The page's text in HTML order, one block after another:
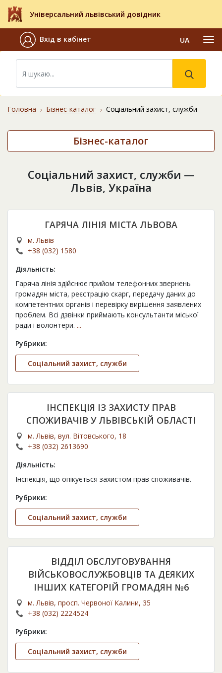
Універсальний львівський довідник
Вхід в кабінет UA
Головна Бізнес-каталог Соціальний захист, служби
Бізнес-каталог
Соціальний захист, служби —
Львів, Україна
ГАРЯЧА ЛІНІЯ МІСТА ЛЬВОВА
м. Львів
+38 (032) 1580
Діяльність:
Гаряча лінія здійснює прийом телефонних звернень
громадян міста, реєстрацію скарг, передачу даних до
компетентних органів і перевірку вирішення заявлених
проблем. Всі дзвінки приймають консультанти міської
ради і волонтери. ...
Рубрики:
Соціальний захист, служби
ІНСПЕКЦІЯ ІЗ ЗАХИСТУ ПРАВ
СПОЖИВАЧІВ У ЛЬВІВСЬКІЙ ОБЛАСТІ
м. Львів, вул. Вітовського, 18
+38 (032) 2613690
Діяльність:
Інспекція, що опікується захистом прав споживачів.
Рубрики:
Соціальний захист, служби
ВІДДІЛ ОБСЛУГОВУВАННЯ
ВІЙСЬКОВОСЛУЖБОВЦІВ ТА ДЕЯКИХ
ІНШИХ КАТЕГОРІЙ ГРОМАДЯН №6
м. Львів, просп. Червоної Калини, 35
+38 (032) 2224524
Рубрики:
Соціальний захист, служби